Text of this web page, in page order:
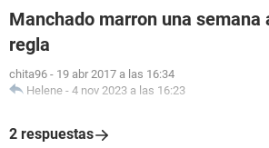
Manchado marron una semana
regla
chita96 - 19 abr 2017 a las 16:34
Helene - 4 nov 2023 a las 16:23
2 respuestas